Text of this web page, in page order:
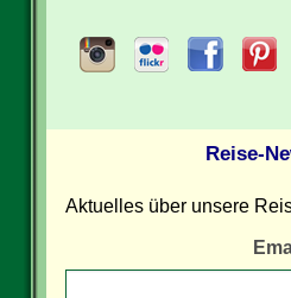
Reise-
Aktuelles über unsere